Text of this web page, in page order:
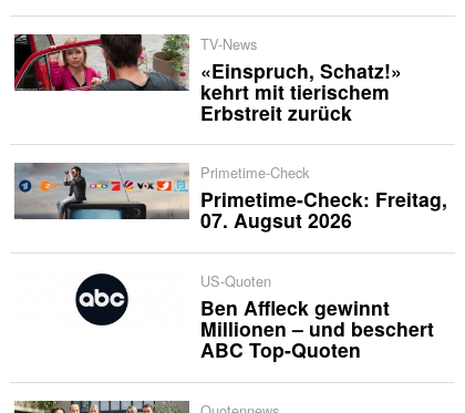
TV-News
«Einspruch, Schatz!»
kehrt mit tierischem
Erbstreit zurück
Primetime-Check
Primetime-Check: Freitag,
07. Augsut 2026
US-Quoten
Ben Affleck gewinnt
Millionen – und beschert
ABC Top-Quoten